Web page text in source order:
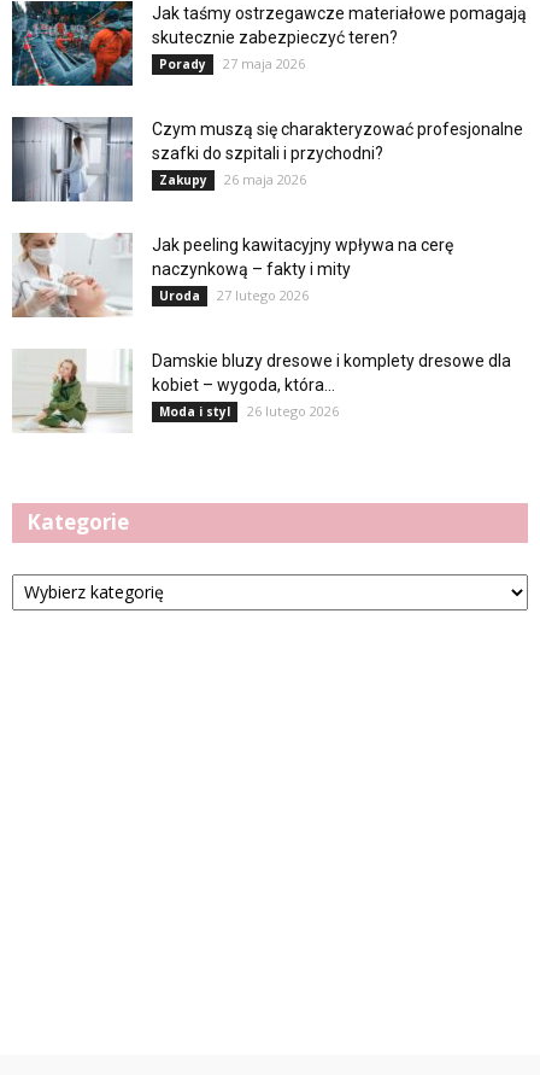
Jak taśmy ostrzegawcze materiałowe pomagają
skutecznie zabezpieczyć teren?
Porady 27 maja 2026
Czym muszą się charakteryzować profesjonalne
szafki do szpitali i przychodni?
Zakupy 26 maja 2026
Jak peeling kawitacyjny wpływa na cerę
naczynkową – fakty i mity
Uroda 27 lutego 2026
Damskie bluzy dresowe i komplety dresowe dla
kobiet – wygoda, która...
Moda i styl 26 lutego 2026
Kategorie
Kategorie